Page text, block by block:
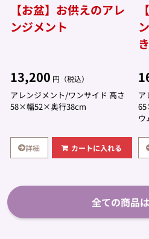
【お盆】お供えのアレ
ンジメント
13,200 円（税込）
アレンジメント/ワンサイド 高さ
58×幅52×奥行38cm
詳細 カートに入れる
ア
ウ
全ての商品